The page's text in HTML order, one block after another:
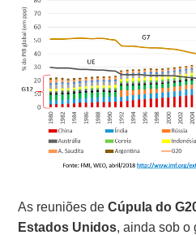
As reuniões deCúpula do
Estados Unidos, ainda sob